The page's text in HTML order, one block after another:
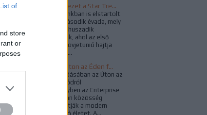
of
store
or
A For All Mankind vezet a Star Trek világához?
Február 19-én hazánkban is elstartolt
a For All Mankind második évada, mely
egy olyan alternatív huszadik
században játszódik, ahol az első
holdra szállást a Szovjetunió hajtja
végre, ez a változás...
Impulzus Napló - Úton az Éden felé
Az Impulzus 158. adásában az Úton az
Éden felé című epizódról
beszélgettünk, melyben az Enterprise
fedélzetére egy olyan közösség
érkezik, akik elutasítják a modern
technológián alapuló életet. A...